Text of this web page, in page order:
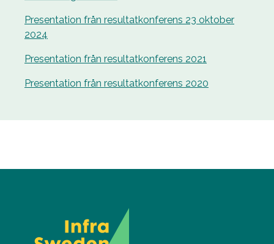
Presentation från resultatkonferens 23 oktober
2024
Presentation från resultatkonferens 2021
Presentation från resultatkonferens 2020